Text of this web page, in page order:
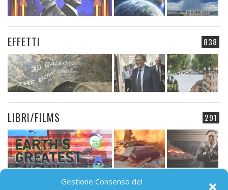
Gestione Consenso dei
838
EFFETTI
291
LIBRI/FILMS